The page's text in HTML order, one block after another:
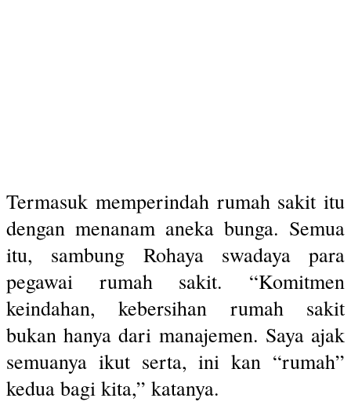
Termasuk memperindah rumah sakit itu
dengan menanam aneka bunga. Semua
itu, sambung Rohaya swadaya para
pegawai rumah sakit. “Komitmen
keindahan, kebersihan rumah sakit
bukan hanya dari manajemen. Saya ajak
semuanya ikut serta, ini kan “rumah”
kedua bagi kita,” katanya.